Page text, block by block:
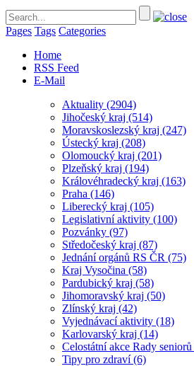
Pages Tags Categories
Home
RSS Feed
E-Mail
Aktuality (2904)
Jihočeský kraj (514)
Moravskoslezský kraj (247)
Ústecký kraj (208)
Olomoucký kraj (201)
Plzeňský kraj (194)
Královéhradecký kraj (163)
Praha (146)
Liberecký kraj (105)
Legislativní aktivity (100)
Pozvánky (97)
Středočeský kraj (87)
Jednání orgánů RS ČR (75)
Kraj Vysočina (58)
Pardubický kraj (58)
Jihomoravský kraj (50)
Zlínský kraj (42)
Vyjednávací aktivity (18)
Karlovarský kraj (14)
Celostátní akce Rady seniorů
Tipy pro zdraví(6)